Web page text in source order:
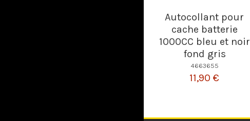
Autocollant pour
cache batterie
1000CC bleu et noir
fond gris
4663655
11,90 €